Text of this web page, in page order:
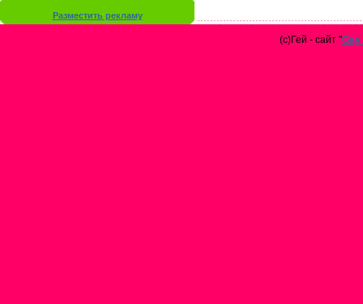
Разместить рекламу
(с)Гей - сайт "Gay